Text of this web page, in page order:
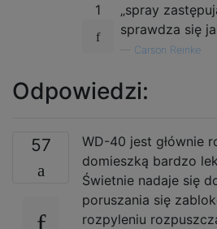
1
„spray
sprawdza się
Carson Reinke
Odpowiedzi:
57
WD-40 jest głównie
domieszką bardzo
Świetnie nadaje się
poruszania się
rozpyleniu